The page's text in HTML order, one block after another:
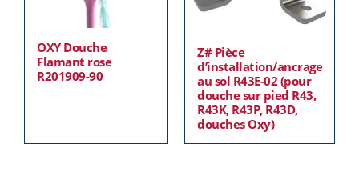
OXY Douche
Flamant rose
R201909-90
Z# Pièce
d’installation/ancrage
au sol R43E-02 (pour
douche sur pied R43,
R43K, R43P, R43D,
douches Oxy)